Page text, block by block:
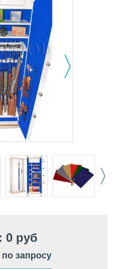
0 руб
запросу